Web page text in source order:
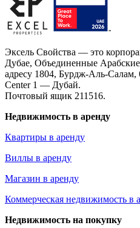
Эксель Свойства — это
Дубае, Объединенные
адресу 1804, Бурдж-Аль-
Center 1 — Дубай.
Почтовый ящик 211516.
Недвижимость в аренду
Квартиры в аренду
Виллы в аренду
Магазин в аренду
Коммерческая недвижимость в
Недвижимость на покупку